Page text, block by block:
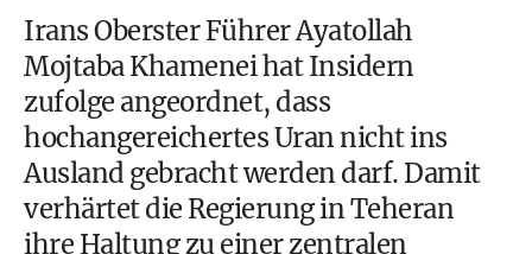
Irans Oberster Führer Ayatollah
Mojtaba Khamenei hat Insidern
zufolge angeordnet, dass
hochangereichertes Uran nicht ins
Ausland gebracht werden darf. Damit
verhärtet die Regierung in Teheran
ihre Haltung zu einer zentralen